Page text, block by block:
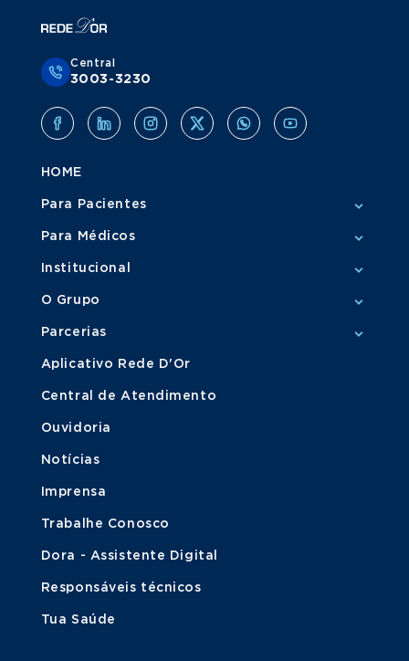
Central
3003-3230
HOME
Para Pacientes
Para Médicos
Institucional
O Grupo
Parcerias
Aplicativo Rede D'Or
Central de Atendimento
Ouvidoria
Notícias
Imprensa
Trabalhe Conosco
Dora - Assistente Digital
Responsáveis técnicos
Tua Saúde